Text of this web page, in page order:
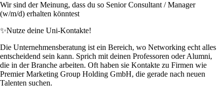
Wir sind der Meinung, dass du so Senior Consultant / Manager
(w/m/d) erhalten könntest
✨Nutze deine Uni-Kontakte!
Die Unternehmensberatung ist ein Bereich, wo Networking echt alles
entscheidend sein kann. Sprich mit deinen Professoren oder Alumni,
die in der Branche arbeiten. Oft haben sie Kontakte zu Firmen wie
Premier Marketing Group Holding GmbH, die gerade nach neuen
Talenten suchen.